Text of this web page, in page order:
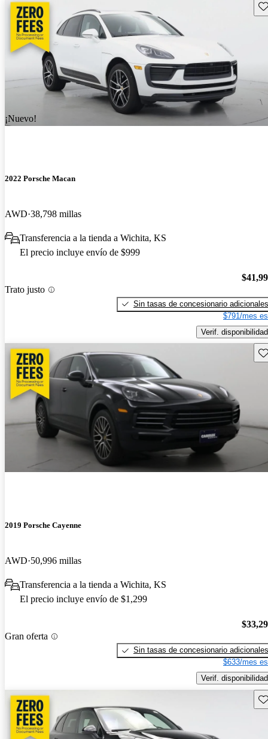
¡Nuevo!
2022 Porsche Macan
AWD 38,798 millas
Transferencia a la tienda a Wichita, KS
El precio incluye envío de $999
Trato justo
Sin tasas de concesionario adicionales
$791/mes
Verif. disponibilidad
2019 Porsche Cayenne
AWD 50,996 millas
Transferencia a la tienda a Wichita, KS
El precio incluye envío de $1,299
Gran oferta
Sin tasas de concesionario adicionales
$633/mes
Verif. disponibilidad